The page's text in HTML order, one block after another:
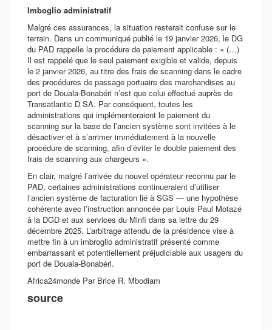
Imboglio administratif
Malgré ces assurances, la situation resterait confuse sur le
terrain. Dans un communiqué publié le 19 janvier 2026, le DG
du PAD rappelle la procédure de paiement applicable : « (…)
Il est rappelé que le seul paiement exigible et valide, depuis
le 2 janvier 2026, au titre des frais de scanning dans le cadre
des procédures de passage portuaire des marchandises au
port de Douala-Bonabéri n’est que celui effectué auprès de
Transatlantic D SA. Par conséquent, toutes les
administrations qui implémenteraient le paiement du
scanning sur la base de l’ancien système sont invitées à le
désactiver et à s’arrimer immédiatement à la nouvelle
procédure de scanning, afin d’éviter le double paiement des
frais de scanning aux chargeurs ».
En clair, malgré l’arrivée du nouvel opérateur reconnu par le
PAD, certaines administrations continueraient d’utiliser
l’ancien système de facturation lié à SGS — une hypothèse
cohérente avec l’instruction annoncée par Louis Paul Motazé
à la DGD et aux services du Minfi dans sa lettre du 29
décembre 2025. L’arbitrage attendu de la présidence vise à
mettre fin à un imbroglio administratif présenté comme
embarrassant et potentiellement préjudiciable aux usagers du
port de Douala-Bonabéri.
Africa24monde Par Brice R. Mbodiam
source